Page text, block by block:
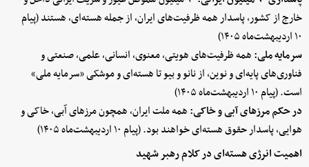
خارج از کشور، پاسدار همه ظرفیت‌های ایران، از جمله هسته‌ای، هستند (پیام
۱۰ اردیبهشت‌ماه ۱۴۰۵)
سرمایه ملی:همه ظرفیت‌های هویتی، معنوی، انسانی، علمی، صنعتی و
فناوری‌های پایه‌ای و نوین، از نانو و بیو تا هسته‌ای و موشکی «سرمایه‌ ‌ملی»
است. (پیام ۱۰ اردیبهشت‌ماه ۱۴۰۵)
در حکم مرزهای آبی و خاکی:همه ملت ایران، همچون مرزهای آبی، خاکی و
هوایی، پاسدار حقوق هسته‌ای خواهند بود. (پیام ۱۰ اردیبهشت‌ماه ۱۴۰۵)
اهمیت انرژی هسته‌ای در کلام رهبر شهید